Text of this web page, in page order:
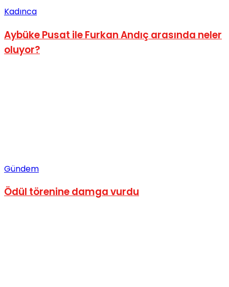
Kadınca
Aybüke Pusat ile Furkan Andıç arasında neler
oluyor?
Gündem
Ödül törenine damga vurdu